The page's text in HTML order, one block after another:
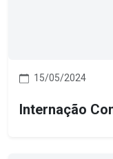
15/05/2024
Internação